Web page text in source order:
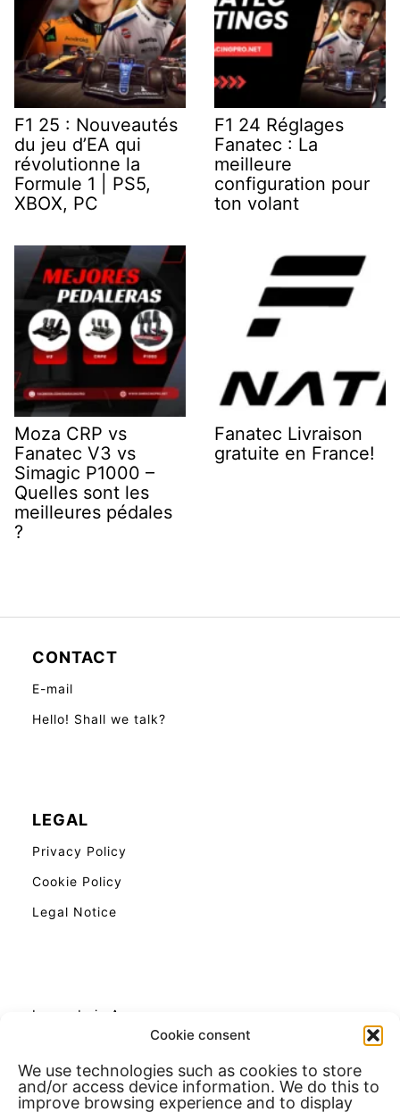
Cookie consent
We use technologies such as cookies to store
and/or access device information. We do this to
improve browsing experience and to display
F1 25 : Nouveautés
du jeu d’EA qui
révolutionne la
Formule 1 | PS5,
XBOX, PC
F1 24 Réglages
Fanatec : La
meilleure
configuration pour
ton volant
Moza CRP vs
Fanatec V3 vs
Simagic P1000 –
Quelles sont les
meilleures pédales
?
Fanatec Livraison
gratuite en France!
CONTACT
E-mail
Hello! Shall we talk?
LEGAL
Privacy Policy
Cookie Policy
Legal Notice
Insured via Amazon.